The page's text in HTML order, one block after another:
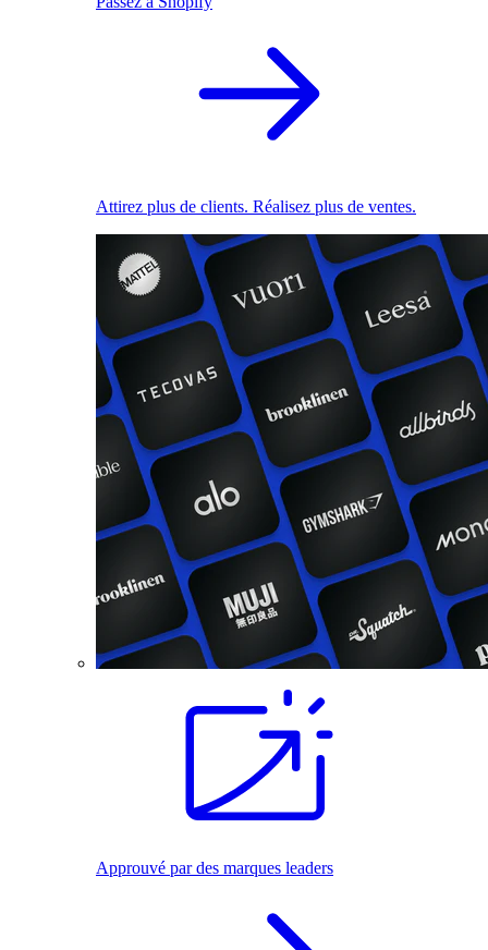
Attirez plus de clients. Réalisez plus de ventes.
Approuvé par des marques leaders